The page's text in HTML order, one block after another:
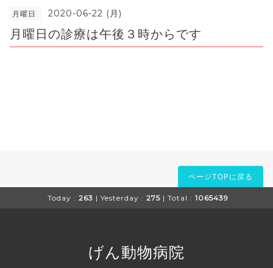
月曜日 2020-06-22 (月)
月曜日の診療は午後３時からです
ページTOPに戻る
Today : 263 | Yesterday : 275 | Total : 1065439
げん動物病院